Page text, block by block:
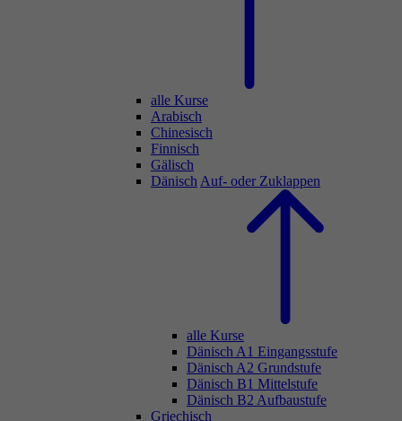
alle Kurse
Arabisch
Chinesisch
Finnisch
Gälisch
Dänisch Auf- oder Zuklappen
alle Kurse
Dänisch A1 Eingangsstufe
Dänisch A2 Grundstufe
Dänisch B1 Mittelstufe
Dänisch B2 Aufbaustufe
Griechisch